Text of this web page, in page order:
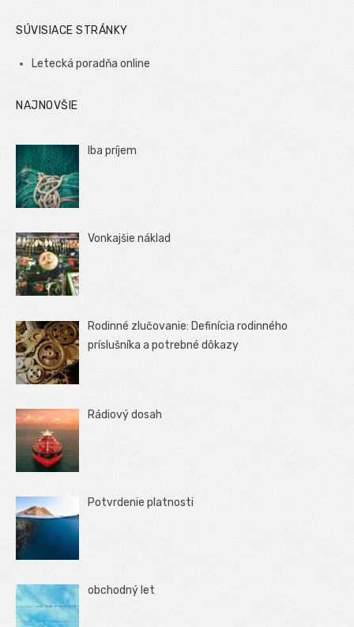
SÚVISIACE STRÁNKY
Letecká poradňa online
NAJNOVŠIE
Iba príjem
Vonkajšie náklad
Rodinné zlučovanie: Definícia rodinného
príslušníka a potrebné dôkazy
Rádiový dosah
Potvrdenie platnosti
obchodný let